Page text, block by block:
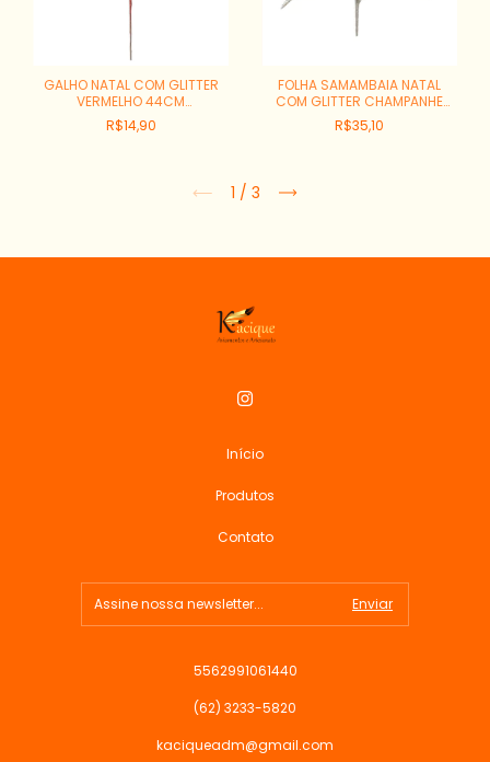
GALHO NATAL COM GLITTER
VERMELHO 44CM
REF:47396001
R$14,90
FOLHA SAMAMBAIA NATAL
COM GLITTER CHAMPANHE
49CM REF:66264003
R$35,10
1 / 3
Início
Produtos
Contato
5562991061440
(62) 3233-5820
kaciqueadm@gmail.com